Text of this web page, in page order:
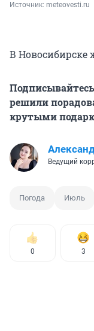
Источник: meteovesti.ru
В Новосибирске
решили
крутыми
Ведущий
Погода Июль
0 3